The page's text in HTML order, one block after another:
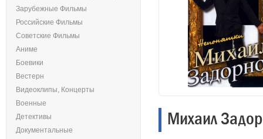
Михаил
Зарубежные Фильмы
Российские Фильмы
Советские Фильмы
Аниме
Боевики
Вестерн
Видеоклипы, Концерты
Военные
Детективы
Документальные